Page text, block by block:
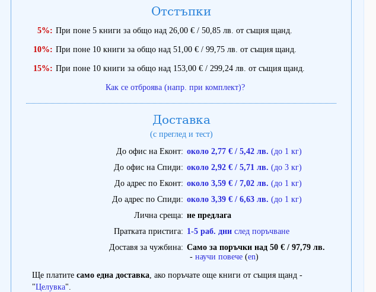
Отстъпки
5%: При поне 5 книги за общо над 26,00 € / 50,85 лв. от същия щанд.
10%: При поне 10 книги за общо над 51,00 € / 99,75 лв. от същия щанд.
15%: При поне 10 книги за общо над 153,00 € / 299,24 лв. от същия щанд.
Как се отброява (напр. при комплект)?
Доставка
(с преглед и тест)
До офис на Еконт
около 2,77 € / 5,42 лв. (до 1 кг)
До офис на Спиди
около 2,92 € / 5,71 лв. (до 3 кг)
До адрес по Еконт
около 3,59 € / 7,02 лв. (до 1 кг)
До адрес по Спиди
около 3,39 € / 6,63 лв. (до 1 кг)
Лична среща
не предлага
Пратката пристига
1-5 раб. дни след поръчване
Доставя за чужбина
Само за поръчки над 50 € / 97,79 лв.
- научи повече(en)
Ще платите само една доставка, ако поръчате още книги от същия щанд -
"Целувка".